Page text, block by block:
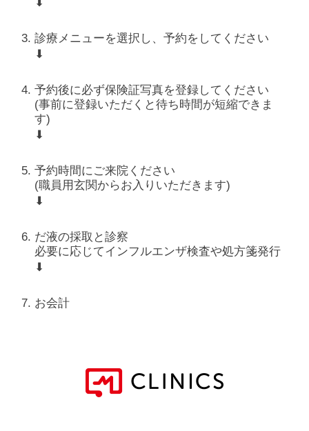
診療メニューを選択し、予約をしてください
⬇
予約後に必ず保険証写真を登録してください
(事前に登録いただくと待ち時間が短縮できま
す)
⬇
予約時間にご来院ください
(職員用玄関からお入りいただきます)
⬇
だ液の採取と診察
必要に応じてインフルエンザ検査や処方箋発行
⬇
お会計